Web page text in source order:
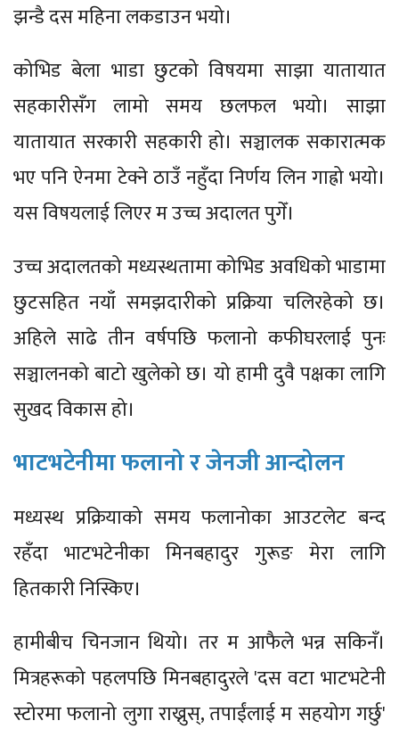
झन्डै दस महिना लकडाउन भयो।
कोभिड बेला भाडा छुटको विषयमा साझा यातायात
सहकारीसँग लामो समय छलफल भयो। साझा
यातायात सरकारी सहकारी हो। सञ्चालक सकारात्मक
भए पनि ऐनमा टेक्ने ठाउँ नहुँदा निर्णय लिन गाह्रो भयो।
यस विषयलाई लिएर म उच्च अदालत पुगेँ।
उच्च अदालतको मध्यस्थतामा कोभिड अवधिको भाडामा
छुटसहित नयाँ समझदारीको प्रक्रिया चलिरहेको छ।
अहिले साढे तीन वर्षपछि फलानो कफीघरलाई पुनः
सञ्चालनको बाटो खुलेको छ। यो हामी दुवै पक्षका लागि
सुखद विकास हो।
भाटभटेनीमा फलानो र जेनजी आन्दोलन
मध्यस्थ प्रक्रियाको समय फलानोका आउटलेट बन्द
रहँदा भाटभटेनीका मिनबहादुर गुरूङ मेरा लागि
हितकारी निस्किए।
हामीबीच चिनजान थियो। तर म आफैले भन्न सकिनँ।
मित्रहरूको पहलपछि मिनबहादुरले 'दस वटा भाटभटेनी
स्टोरमा फलानो लुगा राख्नुस्, तपाईंलाई म सहयोग गर्छु'